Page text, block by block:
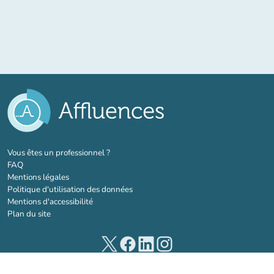
Vous êtes un professionnel ?(nouvel onglet)
FAQ
Mentions légales
Politique d'utilisation des données
Mentions d'accessibilité
Plan du site
(nouvel onglet)
(nouvel onglet)
(nouvel onglet)